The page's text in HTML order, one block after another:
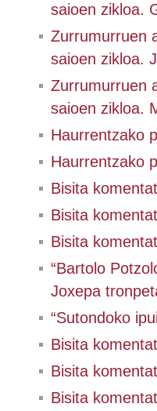
saioen zikloa.
Zurrumurruen
saioen zikloa.
Zurrumurruen
saioen zikloa.
Haurrentzako
Haurrentzako
Bisita
Bisita
Bisita
“Bartolo
Joxepa
“Sutondoko
Bisita
Bisita
Bisita